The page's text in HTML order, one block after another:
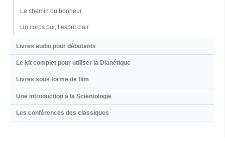
Le chemin du bonheur
Un corps pur, l’esprit clair
Livres audio pour débutants
Le kit complet pour utiliser la Dianétique
Livres sous forme de film
Une introduction à la Scientologie
Les conférences des classiques